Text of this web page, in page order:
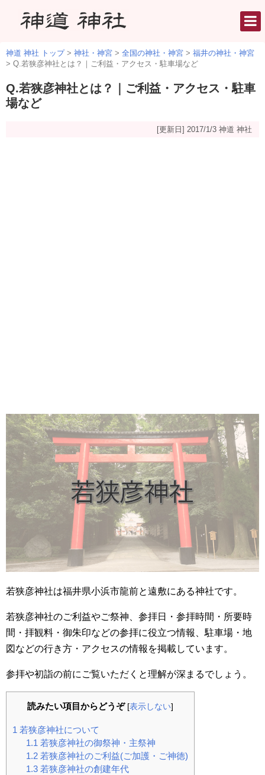
神道 神社 トップ> 神社・神宮 > 全国の神社・神宮 > 福井の神社・神宮
> Q.若狭彦神社とは？｜ご利益・アクセス・駐車場など
Q.若狭彦神社とは？｜ご利益・アクセス・駐車
場など
[更新日] 2017/1/3 神道 神社
若狭彦神社は福井県小浜市龍前と遠敷にある神社です。
若狭彦神社のご利益やご祭神、参拝日・参拝時間・所要時
間・拝観料・御朱印などの参拝に役立つ情報、駐車場・地
図などの行き方・アクセスの情報を掲載しています。
参拝や初詣の前にご覧いただくと理解が深まるでしょう。
読みたい項目からどうぞ [表示しない]
1 若狭彦神社について
1.1若狭彦神社の御祭神・主祭神
1.2若狭彦神社のご利益(ご加護・ご神徳)
1.3若狭彦神社の創建年代